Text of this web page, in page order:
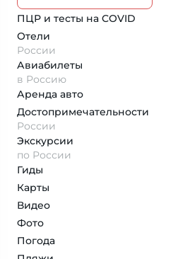
ПЦР и тесты на COVID
Отели
России
Авиабилеты
в Россию
Аренда авто
Достопримеча­тельности
России
Экскурсии
по России
Гиды
Карты
Видео
Фото
Погода